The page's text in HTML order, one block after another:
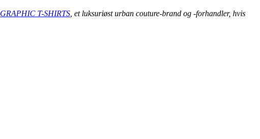
GRAPHIC T-SHIRTS , et luksuriøst urban couture-brand og -forhandler, hvis